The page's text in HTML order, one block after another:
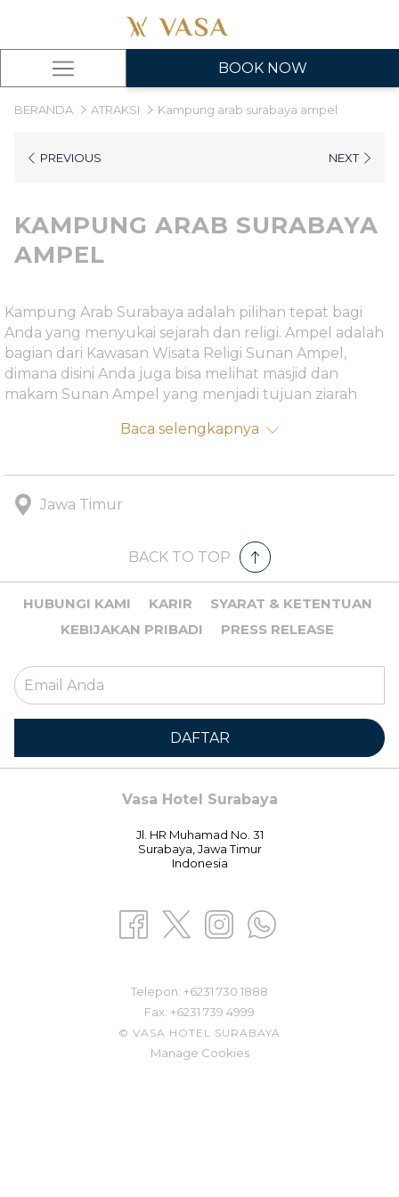
Hamburger BOOK NOW
BERANDA ATRAKSI Kampung arab surabaya ampel
PREVIOUS NEXT
KAMPUNG ARAB SURABAYA
AMPEL
Kampung Arab Surabaya adalah pilihan tepat bagi
Anda yang menyukai sejarah dan religi. Ampel adalah
bagian dari Kawasan Wisata Religi Sunan Ampel,
dimana disini Anda juga bisa melihat masjid dan
makam Sunan Ampel yang menjadi tujuan ziarah
Baca selengkapnya
Jawa Timur
BACK TO TOP
HUBUNGI KAMI KARIR
SYARAT & KETENTUAN
KEBIJAKAN PRIBADI
PRESS RELEASE
DAFTAR
Vasa Hotel Surabaya
Jl. HR Muhamad No. 31
Surabaya, Jawa Timur
Indonesia
Telepon: ​ +6231 730 1888
Fax: +6231 739 4999
© VASA HOTEL SURABAYA
Manage Cookies